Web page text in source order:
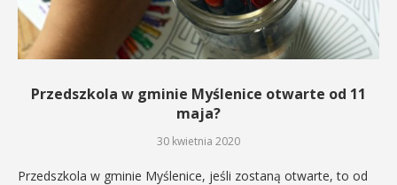
Przedszkola w gminie Myślenice otwarte od 11
maja?
30 kwietnia 2020
Przedszkola w gminie Myślenice, jeśli zostaną otwarte, to od